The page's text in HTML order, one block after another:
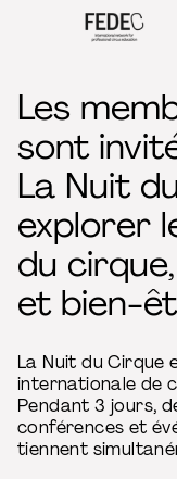
Les
sont
La Nuit
explorer
du
et bien-
La Nuit du Cirque
internationale de
Pendant 3 jours,
conférences et
tiennent